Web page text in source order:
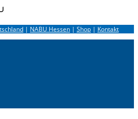
| NABU Hessen | Shop | Kontakt